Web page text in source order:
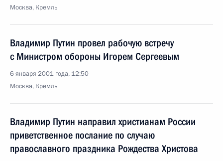
Москва, Кремль
Владимир Путин провел рабочую встречу
с Министром обороны Игорем Сергеевым
6 января 2001 года, 12:50
Москва, Кремль
Владимир Путин направил христианам России
приветственное послание по случаю
православного праздника Рождества Христова